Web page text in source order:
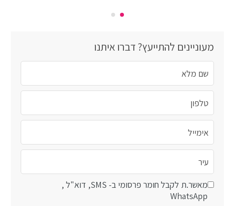
מעוניינים להתייעץ? דברו איתנו
מאשר.ת לקבל חומר פרסומי ב- SMS, דוא"ל ,
WhatsApp